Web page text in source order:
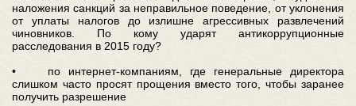
наложения санкций за неправильное поведение, от уклонения
от уплаты налогов до излишне агрессивных развлечений
чиновников. По кому ударят антикоррупционные
расследования в 2015 году?
• по интернет-компаниям, где генеральные директора
слишком часто просят прощения вместо того, чтобы заранее
получить разрешение